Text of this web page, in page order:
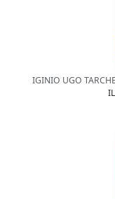
IGINIO UGO